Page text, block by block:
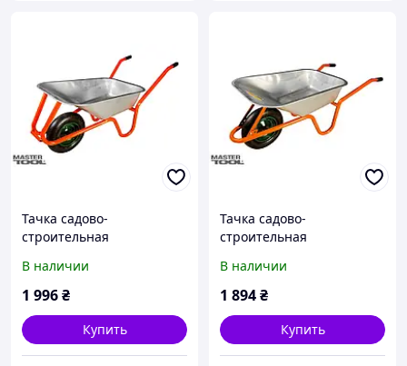
Тачка садово-
строительная
MASTERTOOL 85 л 160 кг
79-9845
В наличии
1 996₴
Купить
Тачка садово-
строительная
MASTERTOOL 85 л 150 кг
79-9844
В наличии
1 894₴
Купить